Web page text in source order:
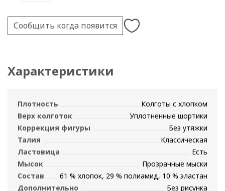
Сообщить когда появится
Характеристики
Плотность
Колготы с хлопком
Верх колготок
Уплотненные шортики
Коррекция фигуры
Без утяжки
Талия
Классическая
Ластовица
Есть
Мысок
Прозрачные мыски
Состав
61 % хлопок, 29 % полиамид, 10 % эластан
Дополнительно
Без рисунка